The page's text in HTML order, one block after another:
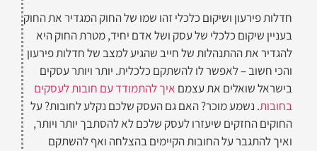
חדלות פירעון ושיקום כלכלי זהו שמו של החוק המגדיר את החוק
בעניין שיקום כלכלי של עסק ושל אדם יחיד, מטרת החוק היא
להגדיר את ההתנהלות של חייב שהגיע למצב של חדלות פירעון
והכי חשוב – לאפשר לו להשתקם כלכלית. יותר ויותר עסקים
בישראל שואלים את עצמם איך להתמודד עם חובות לעסקים
בחובות. נשמע מוכר? האם גם העסק שלכם נקלע לחובות? על
החוקים החזקים שיעזרו לעסק שלכם לא להסתבך יותר ויותר,
ואיך להתגבר על החובות הקיימים בהצלחה ואף להשתקם